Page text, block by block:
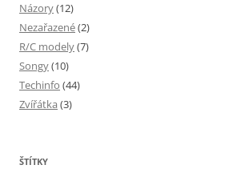
Názory(12)
Nezařazené(2)
R/C modely(7)
Songy(10)
Techinfo (44)
Zvířátka (3)
ŠTÍTKY